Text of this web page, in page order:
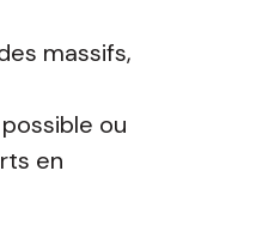
massifs,
ou
en